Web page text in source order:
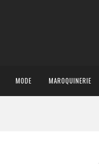
MODE MAROQUINERIE